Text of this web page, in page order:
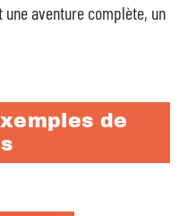
aventure complète, un
de